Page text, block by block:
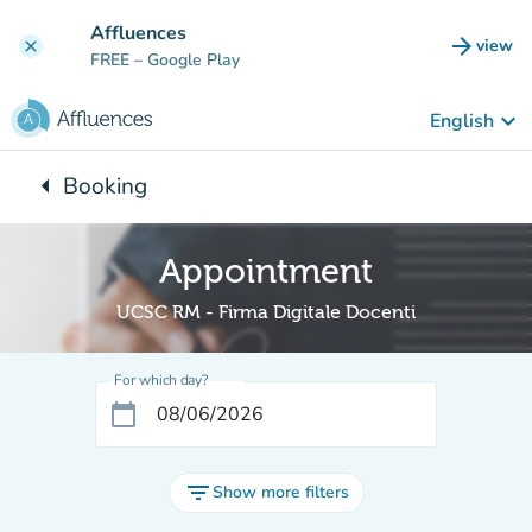
clear Affluences
FREE – Google Play arrow_forward view
(new
English keyboard_arrow_down
arrow_leftBack to:
Booking
Appointment
UCSC RM - Firma Digitale Docenti
For which day?
calendar_today
filter_listShow more filters